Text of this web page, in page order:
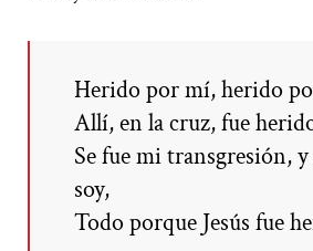
Herido por mí, herido
Allí, en la cruz, fue
Se fue mi transgresión,
soy,
Todo porque Jesús fue